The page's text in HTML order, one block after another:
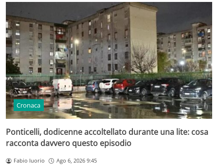
Cronaca
Ponticelli, dodicenne accoltellato durante una lite: cosa
racconta davvero questo episodio
Fabio Iuorio Ago 6, 2026 9:45